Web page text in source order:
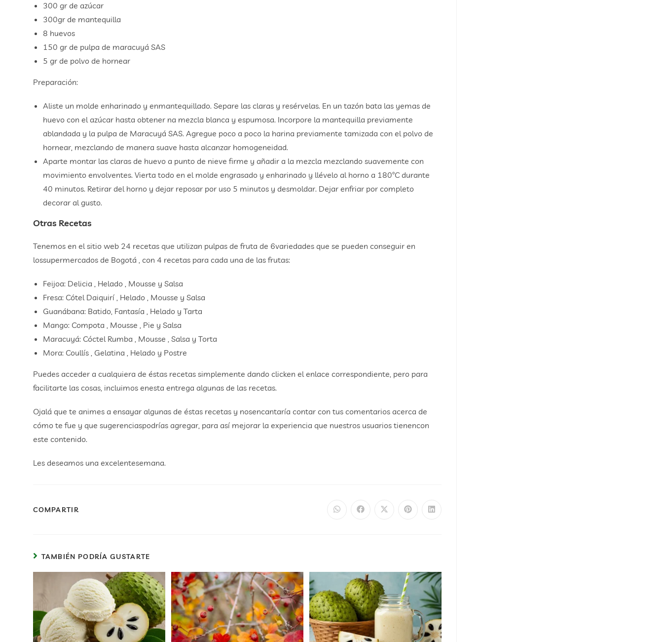
300 gr de azúcar
300gr de mantequilla
8 huevos
150 gr de pulpa de maracuyá SAS
5 gr de polvo de hornear
Preparación:
Aliste un molde enharinado y enmantequillado. Separe las claras y resérvelas. En un tazón bata las yemas de
huevo con el azúcar hasta obtener na mezcla blanca y espumosa. Incorpore la mantequilla previamente
ablandada y la pulpa de Maracuyá SAS. Agregue poco a poco la harina previamente tamizada con el polvo de
hornear, mezclando de manera suave hasta alcanzar homogeneidad.
Aparte montar las claras de huevo a punto de nieve firme y añadir a la mezcla mezclando suavemente con
movimiento envolventes. Vierta todo en el molde engrasado y enharinado y llévelo al horno a 180ºC durante
40 minutos. Retirar del horno y dejar reposar por uso 5 minutos y desmoldar. Dejar enfriar por completo
decorar al gusto.
Otras Recetas
Tenemos en el sitio web 24 recetas que utilizan pulpas de fruta de 6variedades que se pueden conseguir en
lossupermercados de Bogotá , con 4 recetas para cada una de las frutas:
Feijoa: Delicia , Helado , Mousse y Salsa
Fresa: Cótel Daiquirí , Helado , Mousse y Salsa
Guanábana: Batido, Fantasía , Helado y Tarta
Mango: Compota , Mousse , Pie y Salsa
Maracuyá: Cóctel Rumba , Mousse , Salsa y Torta
Mora: Coullís , Gelatina , Helado y Postre
Puedes acceder a cualquiera de éstas recetas simplemente dando clicken el enlace correspondiente, pero para
facilitarte las cosas, incluimos enesta entrega algunas de las recetas.
Ojalá que te animes a ensayar algunas de éstas recetas y nosencantaría contar con tus comentarios acerca de
cómo te fue y que sugerenciaspodrías agregar, para así mejorar la experiencia que nuestros usuarios tienencon
este contenido.
Les deseamos una excelentesemana.
COMPARTIR
TAMBIÉN PODRÍA GUSTARTE